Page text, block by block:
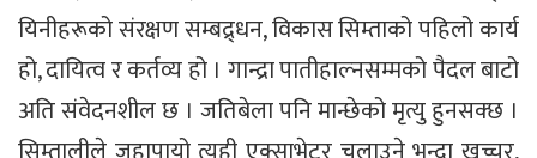
यिनीहरूको संरक्षण सम्बद्र्धन, विकास सिम्ताको पहिलो कार्य
हो, दायित्व र कर्तव्य हो । गान्द्रा पातीहाल्नसम्मको पैदल बाटो
अति संवेदनशील छ । जतिबेला पनि मान्छेको मृत्यु हुनसक्छ ।